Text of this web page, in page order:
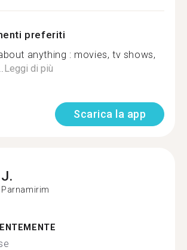
preferiti
anything : movies, tv shows,
Leggi di più
Scarica la app
J.
Parnamirim